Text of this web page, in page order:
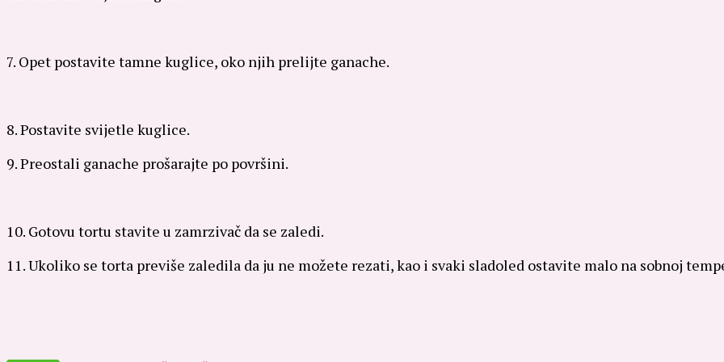
7. Opet postavite tamne kuglice, oko njih prelijte ganache.
8. Postavite svijetle kuglice.
9. Preostali ganache prošarajte po površini.
10. Gotovu tortu stavite u zamrzivač da se zaledi.
11. Ukoliko se torta previše zaledila da ju ne možete rezati, kao i svaki sladoled ostavite malo na sobnoj